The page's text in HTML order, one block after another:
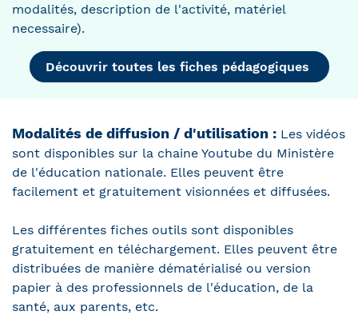
modalités, description de l'activité, matériel
necessaire).
Découvrir toutes les fiches pédagogiques
Modalités de diffusion / d'utilisation : Les vidéos
sont disponibles sur la chaine Youtube du Ministère
de l'éducation nationale. Elles peuvent être
facilement et gratuitement visionnées et diffusées.
Les différentes fiches outils sont disponibles
gratuitement en téléchargement. Elles peuvent être
distribuées de manière dématérialisé ou version
papier à des professionnels de l'éducation, de la
santé, aux parents, etc.